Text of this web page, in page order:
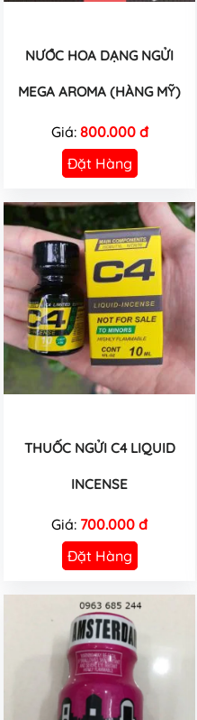
NƯỚC HOA DẠNG NGỬI
MEGA AROMA (HÀNG MỸ)
Giá: 800.000 đ
Đặt Hàng
THUỐC NGỬI C4 LIQUID
INCENSE
Giá: 700.000 đ
Đặt Hàng